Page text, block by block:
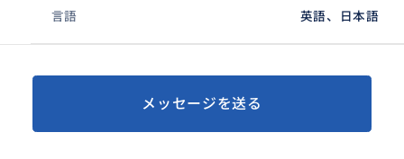
言語 英語、日本語
メッセージを送る